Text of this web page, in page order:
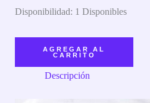
Disponibilidad: 1 Disponibles
AGREGAR AL
CARRITO
Descripción